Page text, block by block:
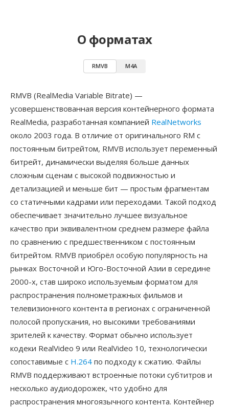
О форматах
RMVB M4A
RMVB (RealMedia Variable Bitrate) —
усовершенствованная версия контейнерного формата
RealMedia, разработанная компанией RealNetworks
около 2003 года. В отличие от оригинального RM с
постоянным битрейтом, RMVB использует переменный
битрейт, динамически выделяя больше данных
сложным сценам с высокой подвижностью и
детализацией и меньше бит — простым фрагментам
со статичными кадрами или переходами. Такой подход
обеспечивает значительно лучшее визуальное
качество при эквивалентном среднем размере файла
по сравнению с предшественником с постоянным
битрейтом. RMVB приобрёл особую популярность на
рынках Восточной и Юго-Восточной Азии в середине
2000-х, став широко используемым форматом для
распространения полнометражных фильмов и
телевизионного контента в регионах с ограниченной
полосой пропускания, но высокими требованиями
зрителей к качеству. Формат обычно использует
кодеки RealVideo 9 или RealVideo 10, технологически
сопоставимые с H.264 по подходу к сжатию. Файлы
RMVB поддерживают встроенные потоки субтитров и
несколько аудиодорожек, что удобно для
распространения многоязычного контента. Контейнер